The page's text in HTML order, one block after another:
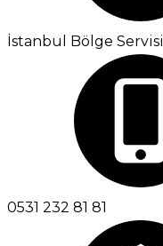
İstanbul Bölge Servisi
0531 232 81 81